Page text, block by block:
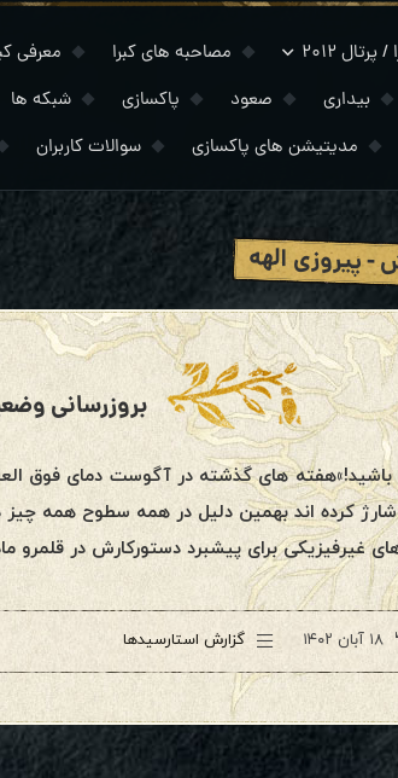
۲۰۱۲ مصاحبه های کبرا معرفی
بیداری صعود پاکسازی شبکه ها
مدیتیشن های پاکسازی سوالات کاربران
- پیروزی الهه
بروزرسانی وضعیت ۱۶
باشید!»هفته های گذشته در آگوست دمای فوق
کرده اند بهمین دلیل در همه سطوح همه چیز
غیرفیزیکی برای پیشبرد دستورکارش در قلمرو
۱۸ آبان ۱۴۰۲ گزارش استارسیدها